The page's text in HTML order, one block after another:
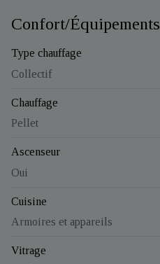
Confort/Équipements
Type chauffage
Collectif
Chauffage
Pellet
Ascenseur
Oui
Cuisine
Armoires et appareils
Vitrage